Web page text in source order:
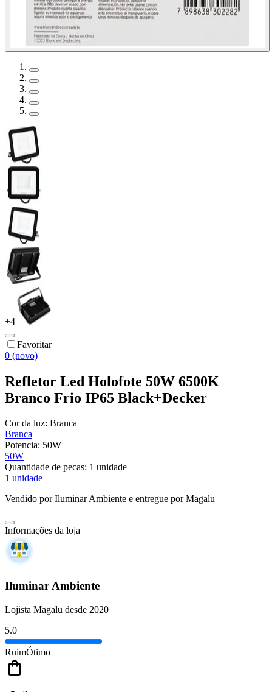
+4
Favoritar
0 (novo)
Refletor Led Holofote 50W 6500K
Branco Frio IP65 Black+Decker
Cor da luz: Branca
Branca
Potencia: 50W
50W
Quantidade de pecas: 1 unidade
1 unidade
Vendido porIluminar Ambiente e entregue por Magalu
Informações da loja
Iluminar Ambiente
Lojista Magalu desde 2020
5.0
RuimÓtimo